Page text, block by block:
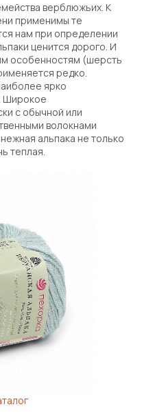
верблюжьих. К
применимы те
нам при определении
ценится дорого. И
особенностям (шерсть
редко.
ярко
Широкое
с обычной или
волокнами
альпака не только
теплая.